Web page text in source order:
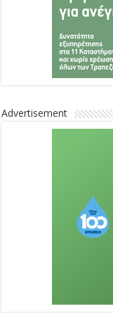
Advertisement